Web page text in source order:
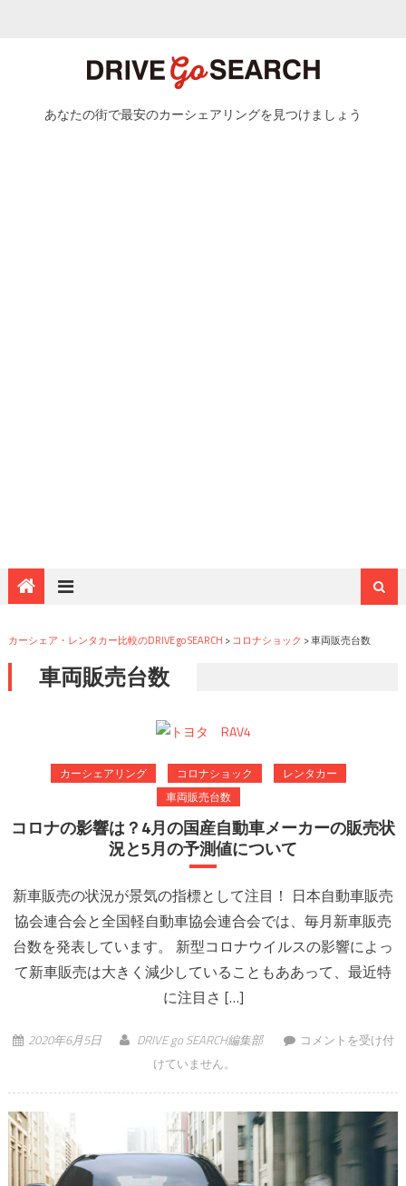
あなたの街で最安のカーシェアリングを見つけましょう
カーシェア・レンタカー比較のDRIVE go SEARCH >コロナショック >車両販売台数
車両販売台数
カーシェアリング コロナショック
レンタカー
車両販売台数
コロナの影響は？4月の国産自動車メーカーの販売状
況と5月の予測値について
新車販売の状況が景気の指標として注目！ 日本自動車販売
協会連合会と全国軽自動車協会連合会では、毎月新車販売
台数を発表しています。 新型コロナウイルスの影響によっ
て新車販売は大きく減少していることもああって、最近特
に注目さ […]
2020年6月5日 DRIVE go SEARCH編集部
コロナの影響は？4
は
コメントを受け付
けていません。